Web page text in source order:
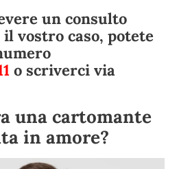
un consulto
vostro caso, potete
o scriverci via
una cartomante
in amore?